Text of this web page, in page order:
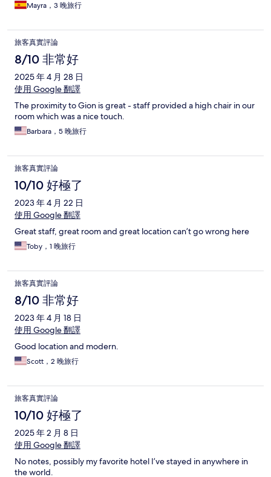
Mayra，3 晚旅行
旅客真實評論
8/10 非常好
2025 年 4 月 28 日
使用 Google 翻譯
The proximity to Gion is great - staff provided a high chair in our
room which was a nice touch.
Barbara，5 晚旅行
旅客真實評論
10/10 好極了
2023 年 4 月 22 日
使用 Google 翻譯
Great staff, great room and great location can’t go wrong here
Toby，1 晚旅行
旅客真實評論
8/10 非常好
2023 年 4 月 18 日
使用 Google 翻譯
Good location and modern.
Scott，2 晚旅行
旅客真實評論
10/10 好極了
2025 年 2 月 8 日
使用 Google 翻譯
No notes, possibly my favorite hotel I’ve stayed in anywhere in
the world.